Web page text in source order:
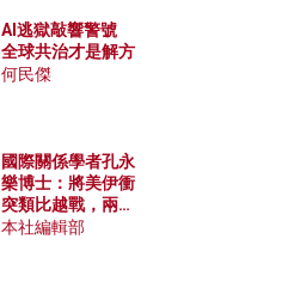
AI逃獄敲響警號
全球共治才是解方
何民傑
國際關係學者孔永
樂博士：將美伊衝
突類比越戰，兩者
有何異同？中國崛
本社編輯部